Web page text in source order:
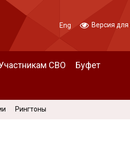
СВО
Буфет
Eng Версия
Рингтоны